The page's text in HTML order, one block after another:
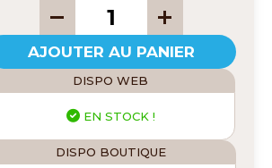
AJOUTER AU PANIER
DISPO WEB
EN STOCK !
DISPO BOUTIQUE